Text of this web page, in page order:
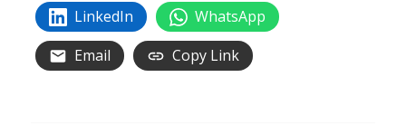
LinkedIn
WhatsApp
Email
Copy Link